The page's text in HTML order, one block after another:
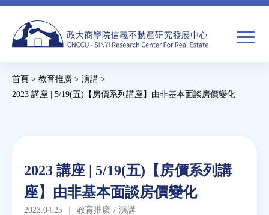
Jump
navigation
搜
單
搜
尋
焦點新聞
教育推廣
您
裡
首頁 > 教育推廣 > 演講 >
2023 講座 | 5/19(五)【房價系列講座】由非基本面談房價變化
Back
top
2023 講座 | 5/19(五)【房價系列講
座】由非基本面談房價變化
2023.04.25 ｜ 教育推廣 / 演講